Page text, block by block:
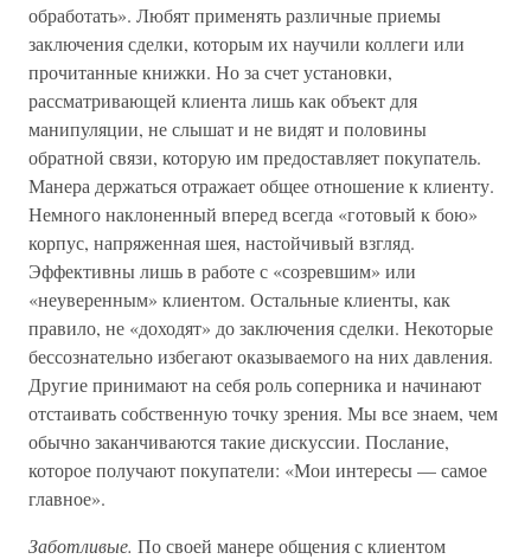
обработать». Любят применять различные приемы
заключения сделки, которым их научили коллеги или
прочитанные книжки. Но за счет установки,
рассматривающей клиента лишь как объект для
манипуляции, не слышат и не видят и половины
обратной связи, которую им предоставляет покупатель.
Манера держаться отражает общее отношение к клиенту.
Немного наклоненный вперед всегда «готовый к бою»
корпус, напряженная шея, настойчивый взгляд.
Эффективны лишь в работе с «созревшим» или
«неуверенным» клиентом. Остальные клиенты, как
правило, не «доходят» до заключения сделки. Некоторые
бессознательно избегают оказываемого на них давления.
Другие принимают на себя роль соперника и начинают
отстаивать собственную точку зрения. Мы все знаем, чем
обычно заканчиваются такие дискуссии. Послание,
которое получают покупатели: «Мои интересы — самое
главное».
Заботливые. По своей манере общения с клиентом